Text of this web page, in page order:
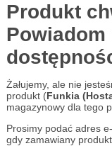
Produkt
Powiadom
Żałujemy, ale nie
produkt (Funkia
magazynowy dla tego
Prosimy podać adres
gdy zamawiany